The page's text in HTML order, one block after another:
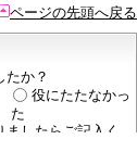
ページの先頭へ戻る
たか？
役にたたなかっ
た
したらご記入く